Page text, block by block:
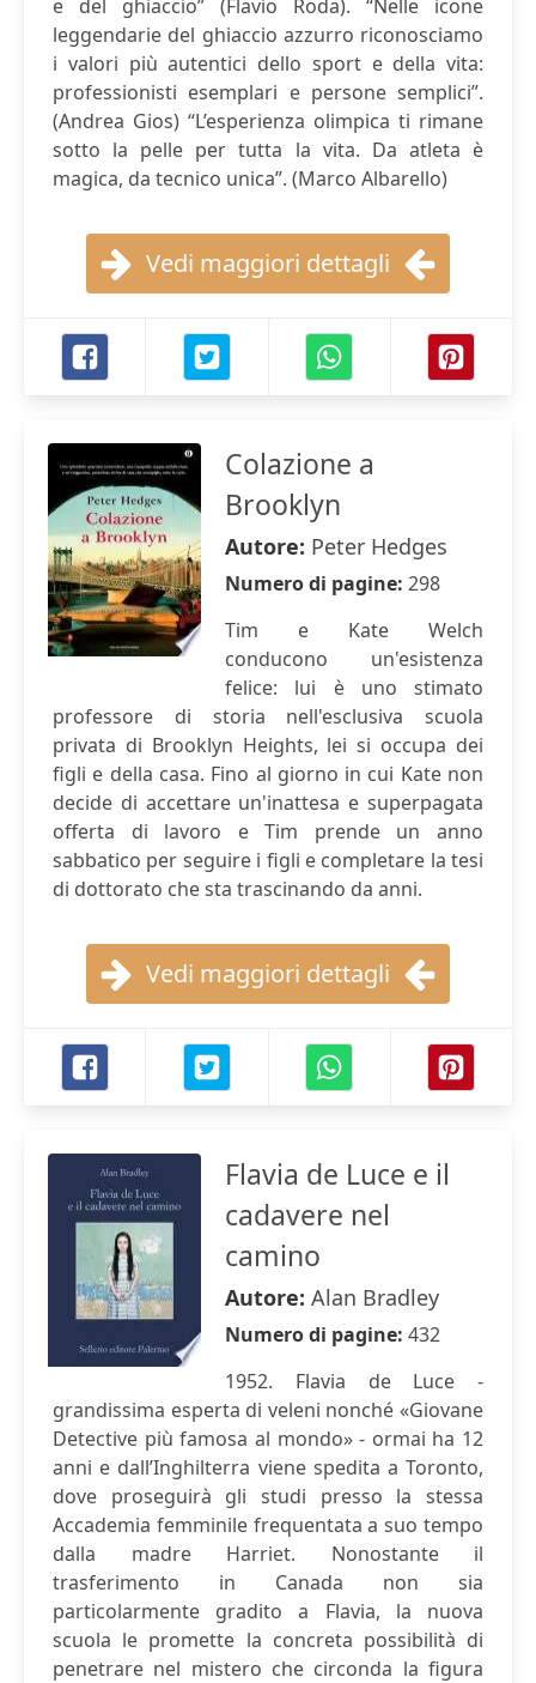
e del ghiaccio” (Flavio Roda). “Nelle icone
leggendarie del ghiaccio azzurro riconosciamo
i valori più autentici dello sport e della vita:
professionisti esemplari e persone semplici”.
(Andrea Gios) “L’esperienza olimpica ti rimane
sotto la pelle per tutta la vita. Da atleta è
magica, da tecnico unica”. (Marco Albarello)
Vedi maggiori dettagli
Colazione a
Brooklyn
Autore: Peter Hedges
Numero di pagine: 298
Tim e Kate Welch
conducono un'esistenza
felice: lui è uno stimato
professore di storia nell'esclusiva scuola
privata di Brooklyn Heights, lei si occupa dei
figli e della casa. Fino al giorno in cui Kate non
decide di accettare un'inattesa e superpagata
offerta di lavoro e Tim prende un anno
sabbatico per seguire i figli e completare la tesi
di dottorato che sta trascinando da anni.
Vedi maggiori dettagli
Flavia de Luce e il
cadavere nel
camino
Autore: Alan Bradley
Numero di pagine: 432
1952. Flavia de Luce -
grandissima esperta di veleni nonché «Giovane
Detective più famosa al mondo» - ormai ha 12
anni e dall’Inghilterra viene spedita a Toronto,
dove proseguirà gli studi presso la stessa
Accademia femminile frequentata a suo tempo
dalla madre Harriet. Nonostante il
trasferimento in Canada non sia
particolarmente gradito a Flavia, la nuova
scuola le promette la concreta possibilità di
penetrare nel mistero che circonda la figura